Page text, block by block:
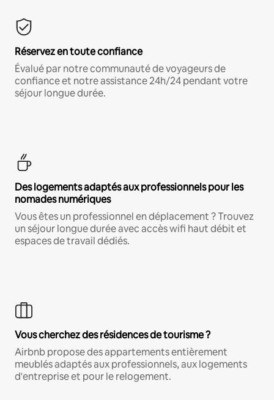
Réservez en toute confiance
Évalué par notre communauté de voyageurs de
confiance et notre assistance 24h/24 pendant votre
séjour longue durée.
Des logements adaptés aux professionnels pour les
nomades numériques
Vous êtes un professionnel en déplacement ? Trouvez
un séjour longue durée avec accès wifi haut débit et
espaces de travail dédiés.
Vous cherchez des résidences de tourisme ?
Airbnb propose des appartements entièrement
meublés adaptés aux professionnels, aux logements
d'entreprise et pour le relogement.